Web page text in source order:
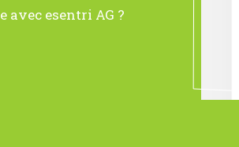
avec esentri AG ?